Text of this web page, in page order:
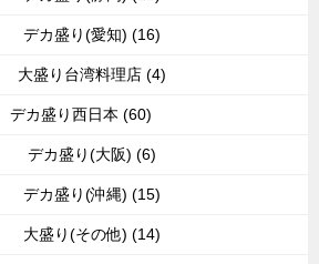
デカ盛り(愛知) (16)
大盛り台湾料理店 (4)
デカ盛り西日本 (60)
デカ盛り(大阪) (6)
デカ盛り(沖縄) (15)
大盛り(その他) (14)